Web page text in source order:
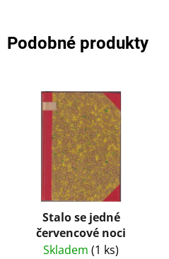
Podobné produkty
Stalo se jedné
červencové noci
Skladem (1 ks)